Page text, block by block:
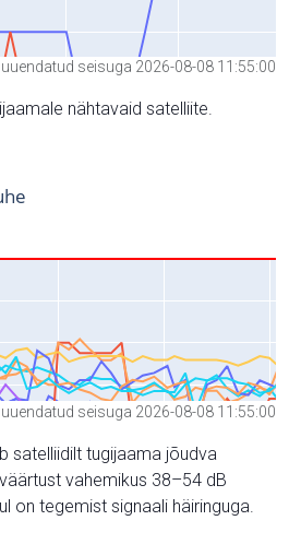
seisuga 2026-08-08 11:55:00
nähtavaid satelliite.
seisuga 2026-08-08 11:55:00
satelliidilt tugijaama jõudva
vahemikus 38–54 dB
on tegemist signaali häiringuga.